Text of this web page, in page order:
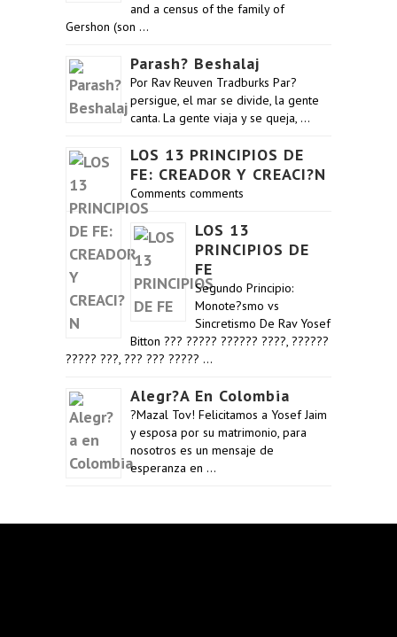
and a census of the family of
Gershon (son …
Parash? Beshalaj
Por Rav Reuven Tradburks Par?
persigue, el mar se divide, la gente
canta. La gente viaja y se queja, …
LOS 13 PRINCIPIOS DE
FE: CREADOR Y CREACI?N
Comments comments
LOS 13
PRINCIPIOS DE
FE
Segundo Principio:
Monote?smo vs
Sincretismo De Rav Yosef
Bitton ??? ????? ?????? ????, ??????
????? ???, ??? ??? ????? …
Alegr?a En Colombia
?Mazal Tov! Felicitamos a Yosef Jaim
y esposa por su matrimonio, para
nosotros es un mensaje de
esperanza en …